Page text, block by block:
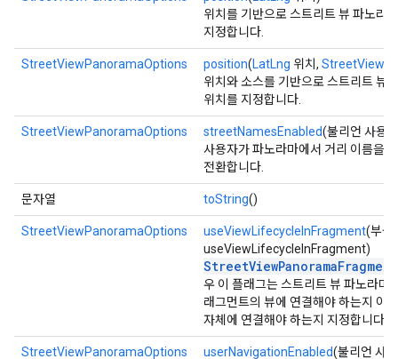
위치를 기반으로 스트리트 뷰 파노라
지정합니다.
StreetViewPanoramaOptions position(LatLng 위치,
위치와 소스를 기반으로 스트리트 뷰
위치를 지정합니다.
StreetViewPanoramaOptions streetNamesEnabled(불리언 사용
사용자가 파노라마에서 거리 이름을
전환합니다.
문자열 toString()
StreetViewPanoramaOptions useViewLifecycleInFragment(부울
useViewLifecycleInFragment)
StreetViewPanoramaFragment
우 이 플래그는 스트리트 뷰 파노라마
래그먼트의 뷰에 연결해야 하는지 아
자체에 연결해야 하는지 지정합니다.
StreetViewPanoramaOptions userNavigationEnabled(불리언 사